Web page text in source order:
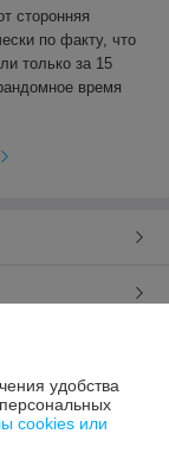
сторонняя
по факту, что
только за 15
время
удобства
cookies или